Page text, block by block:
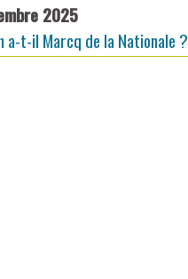
2025
a-t-il Marcq de la Nationale ?